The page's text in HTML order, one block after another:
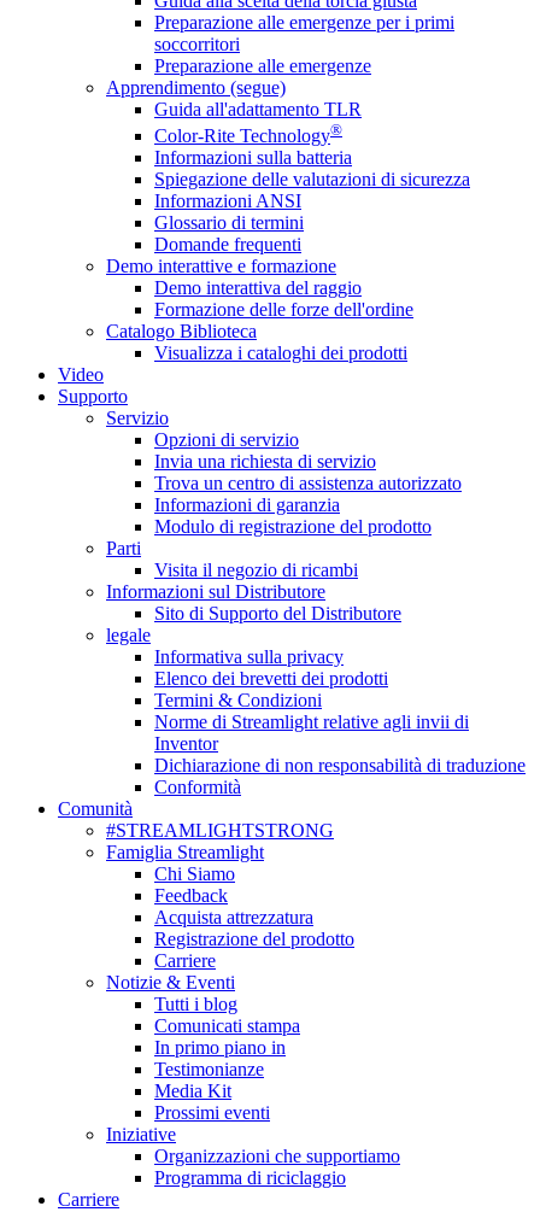
Preparazione alle emergenze per i primi
soccorritori
Preparazione alle emergenze
Apprendimento (segue)
Guida all'adattamento TLR
Color-Rite Technology®
Informazioni sulla batteria
Spiegazione delle valutazioni di sicurezza
Informazioni ANSI
Glossario di termini
Domande frequenti
Demo interattive e formazione
Demo interattiva del raggio
Formazione delle forze dell'ordine
Catalogo Biblioteca
Visualizza i cataloghi dei prodotti
Video
Supporto
Servizio
Opzioni di servizio
Invia una richiesta di servizio
Trova un centro di assistenza autorizzato
Informazioni di garanzia
Modulo di registrazione del prodotto
Parti
Visita il negozio di ricambi
Informazioni sul Distributore
Sito di Supporto del Distributore
legale
Informativa sulla privacy
Elenco dei brevetti dei prodotti
Termini & Condizioni
Norme di Streamlight relative agli invii di
Inventor
Dichiarazione di non responsabilità di traduzione
Conformità
Comunità
#STREAMLIGHTSTRONG
Famiglia Streamlight
Chi Siamo
Feedback
Acquista attrezzatura
Registrazione del prodotto
Carriere
Notizie & Eventi
Tutti i blog
Comunicati stampa
In primo piano in
Testimonianze
Media Kit
Prossimi eventi
Iniziative
Organizzazioni che supportiamo
Programma di riciclaggio
Carriere